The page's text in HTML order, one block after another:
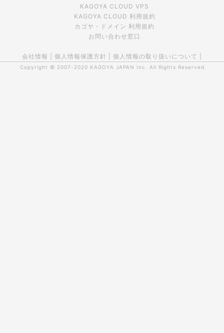
KAGOYA CLOUD VPS
KAGOYA CLOUD 利用規約
カゴヤ・ドメイン 利用規約
お問い合わせ窓口
会社情報 個人情報保護方針 個人情報の取り扱いについて
Copyright © 2007-2020 KAGOYA JAPAN Inc. All Rights Reserved.